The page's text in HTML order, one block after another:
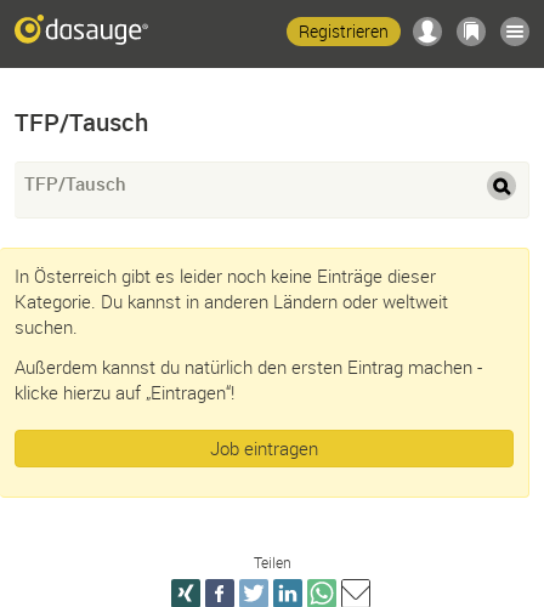
Registrieren
TFP/Tausch
TFP/Tausch
In Österreich gibt es leider noch keine Einträge dieser
Kategorie. Du kannst in anderen Ländern oder weltweit
suchen.
Außerdem kannst du natürlich den ersten Eintrag machen -
klicke hierzu auf „Eintragen“!
Job eintragen
Teilen